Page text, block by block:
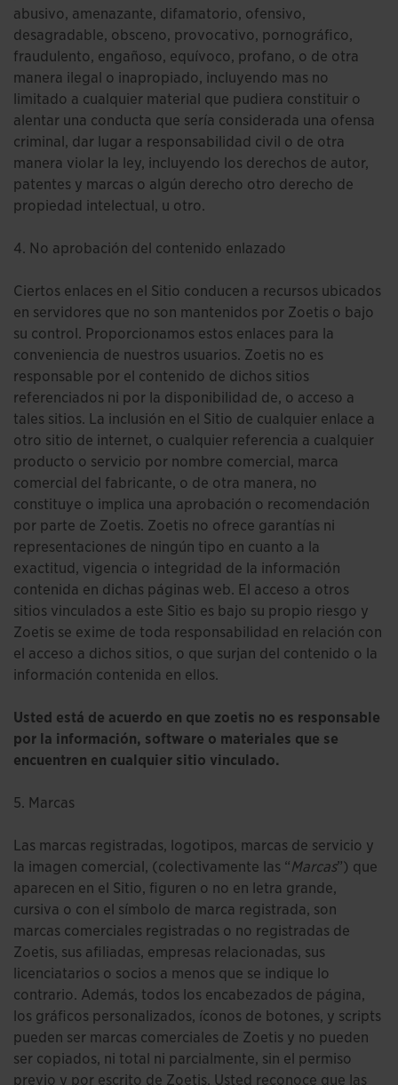
abusivo, amenazante, difamatorio, ofensivo,
desagradable, obsceno, provocativo, pornográfico,
fraudulento, engañoso, equívoco, profano, o de otra
manera ilegal o inapropiado, incluyendo mas no
limitado a cualquier material que pudiera constituir o
alentar una conducta que sería considerada una ofensa
criminal, dar lugar a responsabilidad civil o de otra
manera violar la ley, incluyendo los derechos de autor,
patentes y marcas o algún derecho otro derecho de
propiedad intelectual, u otro.
4. No aprobación del contenido enlazado
Ciertos enlaces en el Sitio conducen a recursos ubicados
en servidores que no son mantenidos por Zoetis o bajo
su control. Proporcionamos estos enlaces para la
conveniencia de nuestros usuarios. Zoetis no es
responsable por el contenido de dichos sitios
referenciados ni por la disponibilidad de, o acceso a
tales sitios. La inclusión en el Sitio de cualquier enlace a
otro sitio de internet, o cualquier referencia a cualquier
producto o servicio por nombre comercial, marca
comercial del fabricante, o de otra manera, no
constituye o implica una aprobación o recomendación
por parte de Zoetis. Zoetis no ofrece garantías ni
representaciones de ningún tipo en cuanto a la
exactitud, vigencia o integridad de la información
contenida en dichas páginas web. El acceso a otros
sitios vinculados a este Sitio es bajo su propio riesgo y
Zoetis se exime de toda responsabilidad en relación con
el acceso a dichos sitios, o que surjan del contenido o la
información contenida en ellos.
Usted está de acuerdo en que zoetis no es responsable
por la información, software o materiales que se
encuentren en cualquier sitio vinculado.
5. Marcas
Las marcas registradas, logotipos, marcas de servicio y
la imagen comercial, (colectivamente las “Marcas”) que
aparecen en el Sitio, figuren o no en letra grande,
cursiva o con el símbolo de marca registrada, son
marcas comerciales registradas o no registradas de
Zoetis, sus afiliadas, empresas relacionadas, sus
licenciatarios o socios a menos que se indique lo
contrario. Además, todos los encabezados de página,
los gráficos personalizados, íconos de botones, y scripts
pueden ser marcas comerciales de Zoetis y no pueden
ser copiados, ni total ni parcialmente, sin el permiso
previo y por escrito de Zoetis. Usted reconoce que las